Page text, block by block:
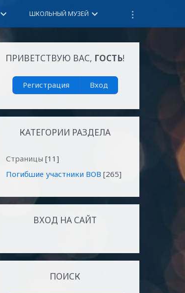
keyboard_arrow_down ШКОЛЬНЫЙ МУЗЕЙ keyboard_arrow_down
ПРИВЕТСТВУЮ ВАС, ГОСТЬ!
Регистрация Вход
КАТЕГОРИИ РАЗДЕЛА
Страницы [11]
Погибшие участники ВОВ [265]
ВХОД НА САЙТ
ПОИСК